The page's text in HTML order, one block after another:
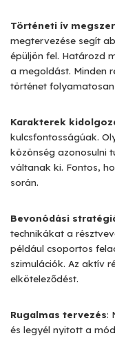
Történeti ív
megtervezése segít
épüljön fel. Határozd
a megoldást. Minden
történet
Karakterek
kulcsfontosságúak.
közönség azonosulni
váltanak ki. Fontos,
során.
Bevonódási
technikákat a
például csoportos
szimulációk. Az aktív
elköteleződést.
Rugalmas tervezés:
és legyél nyitott a